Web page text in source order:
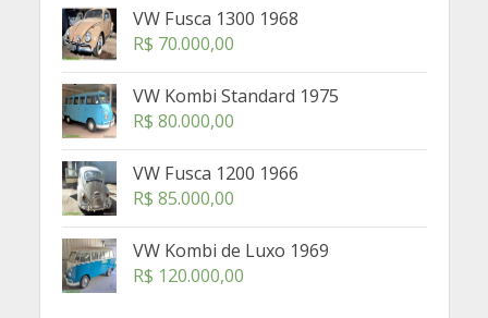
VW Fusca 1300 1968
R$ 70.000,00
VW Kombi Standard 1975
R$ 80.000,00
VW Fusca 1200 1966
R$ 85.000,00
VW Kombi de Luxo 1969
R$ 120.000,00